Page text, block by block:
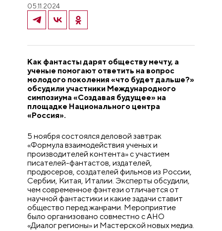
05.11.2024
Как фантасты дарят обществу мечту, а
ученые помогают ответить на вопрос
молодого поколения «что будет дальше?»
обсудили участники Международного
симпозиума «Создавая будущее» на
площадке Национального центра
«Россия».
5 ноября состоялся деловой завтрак
«Формула взаимодействия ученых и
производителей контента» с участием
писателей-фантастов, издателей,
продюсеров, создателей фильмов из России,
Сербии, Китая, Италии. Эксперты обсудили,
чем современное фэнтези отличается от
научной фантастики и какие задачи ставит
общество перед жанрами. Мероприятие
было организовано совместно с АНО
«Диалог регионы» и Мастерской новых медиа.